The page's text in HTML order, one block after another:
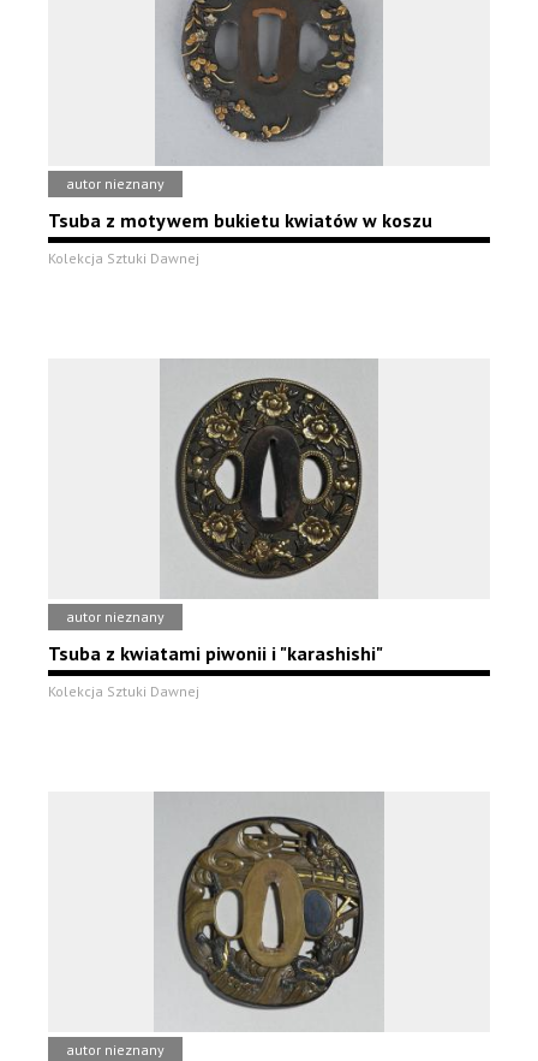
autor nieznany
Tsuba z motywem bukietu kwiatów w koszu
Kolekcja Sztuki Dawnej
autor nieznany
Tsuba z kwiatami piwonii i "karashishi"
Kolekcja Sztuki Dawnej
autor nieznany